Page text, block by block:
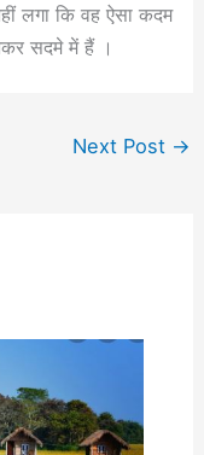
लगा कि वह ऐसा कदम
सदमे में हैं ।
Next Post →